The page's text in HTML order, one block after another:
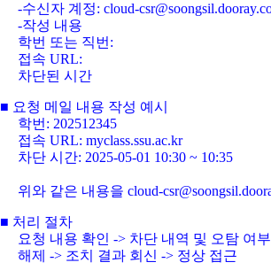
-수신자 계정: cloud-
-작성 내용
학번 또는 직번:
접속 URL:
차단된 시간
■ 요청 메일 내용 작성 예시
학번: 202512345
접속 URL: myclass.ssu.ac.kr
차단 시간: 2025-05-01 10:30 ~ 10:35
위와 같은 내용을 cloud-
■ 처리 절차
요청 내용 확인 -> 차단 내역 및 오탐 여
해제 -> 조치 결과 회신 -> 정상 접근